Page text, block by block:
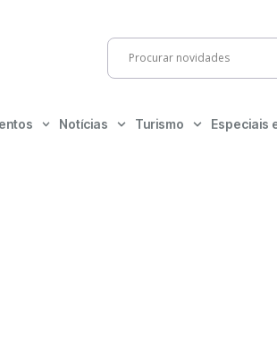
Notícias Turismo Especiais